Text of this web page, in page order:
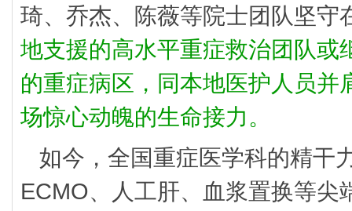
琦、乔杰、陈薇等院士团队坚守
地支援的高水平重症救治团队或
的重症病区，同本地医护人员并
场惊心动魄的生命接力。
如今，全国重症医学科的精干
ECMO、人工肝、血浆置换等尖